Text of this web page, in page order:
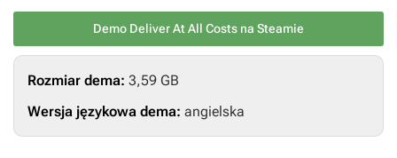
Demo Deliver At All Costs na Steamie
Rozmiar dema: 3,59 GB
Wersja językowa dema: angielska